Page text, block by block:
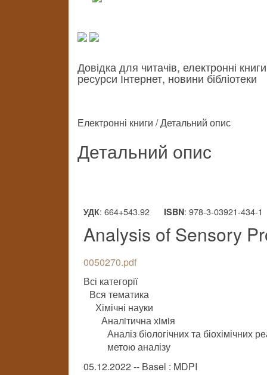
Довідка для читачів, електронні
ресурси Інтернет, новини бібліотеки
Електронні книги / Детальний опис
Детальний опис
УДК: 664+543.92 ISBN: 978-3-03921-434-1
Analysis of Sensory
0050270.pdf
Всі категорії
Вся тематика
Хімічні науки
Аналiтична хiмiя
Аналіз біологічних та біохімічних
метою аналізу
05.12.2022 -- Basel : MDPI